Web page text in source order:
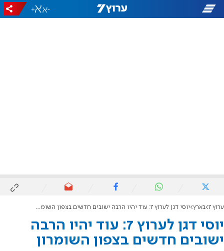
-
+
ערוץ 7 בארץ יוסי דגן לערוץ 7: עוד יהיו הרבה ישובים חדשים בצפון השומרון
יוסי דגן לערוץ 7: עוד יהיו הרבה
ישובים חדשים בצפון השומרון